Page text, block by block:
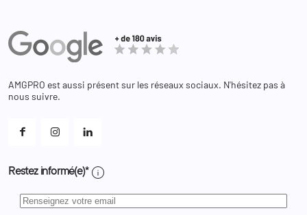
Equipements
Bagagerie
Adresses
Bons de réduction
Et les cookies ?
AMGPRO est aussi présent sur les réseaux sociaux. N'hésitez pas à
nous suivre.
Restez informé(e)* info